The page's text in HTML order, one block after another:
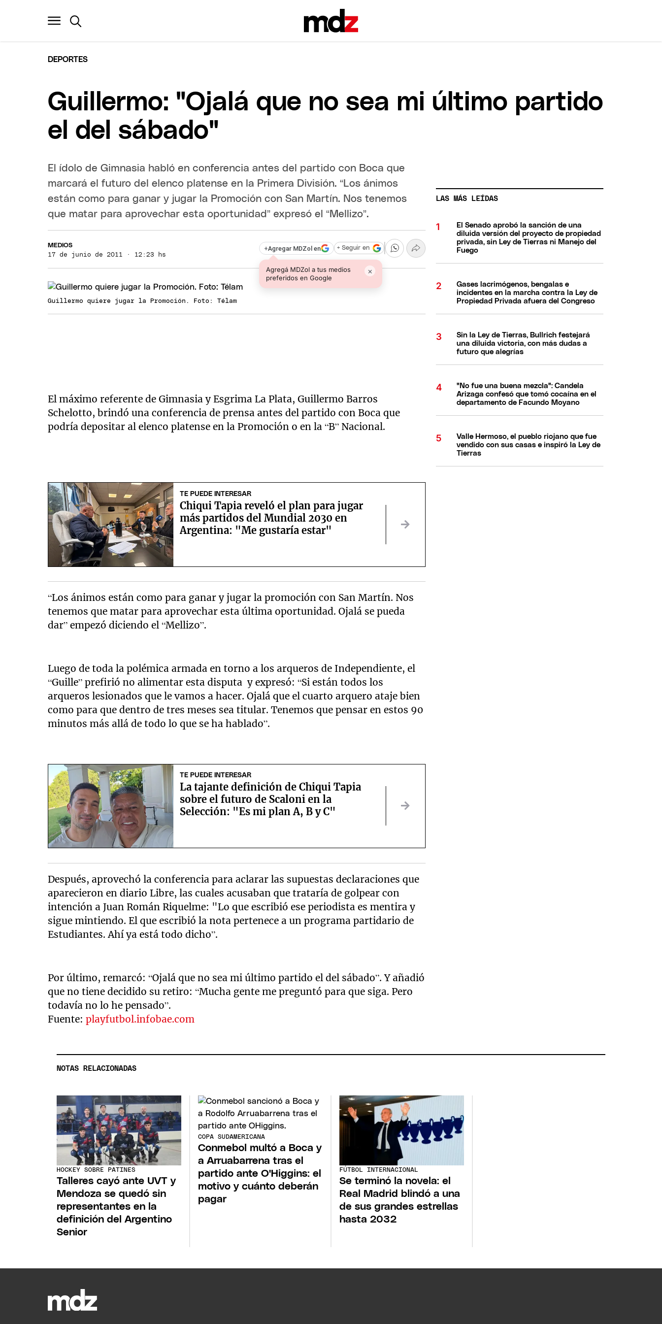
DEPORTES
Guillermo: "Ojalá que no sea mi último partido
el del sábado"
El ídolo de Gimnasia habló en conferencia antes del partido con Boca que
marcará el futuro del elenco platense en la Primera División. “Los ánimos
están como para ganar y jugar la Promoción con San Martín. Nos tenemos
que matar para aprovechar esta oportunidad” expresó el “Mellizo”.
MEDIOS
17 de junio de 2011 · 12:23 hs
+Agregar MDZol en
Agregá MDZol a tus medios
preferidos en Google
×
+ Seguir en
Guillermo quiere jugar la Promoción. Foto: Télam´
El máximo referente de Gimnasia y Esgrima La Plata, Guillermo Barros
Schelotto, brindó una conferencia de prensa antes del partido con Boca que
podría depositar al elenco platense en la Promoción o en la “B” Nacional.
TE PUEDE INTERESAR
Chiqui Tapia reveló el plan para jugar
más partidos del Mundial 2030 en
Argentina: "Me gustaría estar"
“Los ánimos están como para ganar y jugar la promoción con San Martín. Nos
tenemos que matar para aprovechar esta última oportunidad. Ojalá se pueda
dar” empezó diciendo el “Mellizo”.
Luego de toda la polémica armada en torno a los arqueros de Independiente, el
“Guille” prefirió no alimentar esta disputa y expresó: “Si están todos los
arqueros lesionados que le vamos a hacer. Ojalá que el cuarto arquero ataje bien
como para que dentro de tres meses sea titular. Tenemos que pensar en estos 90
minutos más allá de todo lo que se ha hablado”.
TE PUEDE INTERESAR
La tajante definición de Chiqui Tapia
sobre el futuro de Scaloni en la
Selección: "Es mi plan A, B y C"
Después, aprovechó la conferencia para aclarar las supuestas declaraciones que
aparecieron en diario Libre, las cuales acusaban que trataría de golpear con
intención a Juan Román Riquelme: "Lo que escribió ese periodista es mentira y
sigue mintiendo. El que escribió la nota pertenece a un programa partidario de
Estudiantes. Ahí ya está todo dicho”.
Por último, remarcó: “Ojalá que no sea mi último partido el del sábado”. Y añadió
que no tiene decidido su retiro: “Mucha gente me preguntó para que siga. Pero
todavía no lo he pensado”.
Fuente:playfutbol.infobae.com
LAS MÁS LEÍDAS
El Senado aprobó la sanción de una
diluida versión del proyecto de propiedad
privada, sin Ley de Tierras ni Manejo del
Fuego
Gases lacrimógenos, bengalas e
incidentes en la marcha contra la Ley de
Propiedad Privada afuera del Congreso
Sin la Ley de Tierras, Bullrich festejará
una diluida victoria, con más dudas a
futuro que alegrías
"No fue una buena mezcla": Candela
Arizaga confesó que tomó cocaína en el
departamento de Facundo Moyano
Valle Hermoso, el pueblo riojano que fue
vendido con sus casas e inspiró la Ley de
Tierras
NOTAS RELACIONADAS
HOCKEY SOBRE PATINES
Talleres cayó ante UVT y
Mendoza se quedó sin
representantes en la
definición del Argentino
Senior
COPA SUDAMERICANA
Conmebol multó a Boca y
a Arruabarrena tras el
partido ante O'Higgins: el
motivo y cuánto deberán
pagar
FÚTBOL INTERNACIONAL
Se terminó la novela: el
Real Madrid blindó a una
de sus grandes estrellas
hasta 2032